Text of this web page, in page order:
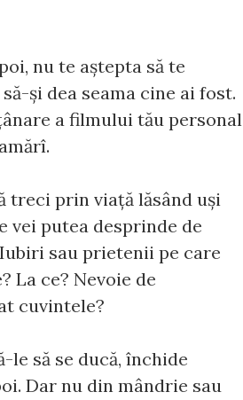
nu te aştepta să te
şi dea seama cine ai fost.
a filmului tău personal
treci prin viaţă lăsând uşi
vei putea desprinde de
sau prietenii pe care
La ce? Nevoie de
cuvintele?
le să se ducă, închide
Dar nu din mândrie sau